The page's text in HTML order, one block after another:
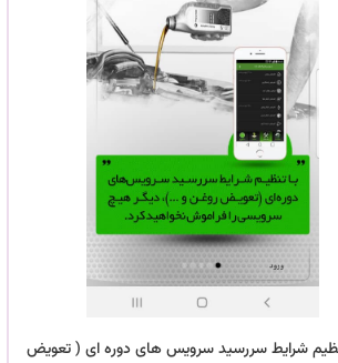
شرایط سررسید سرویس های دوره ای ( تعویض